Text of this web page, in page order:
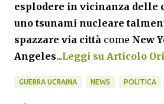
esplodere in vicinanza delle
uno tsunami nucleare
spazzare via città come New
Angeles...Leggi su Articolo
GUERRA UCRAINA NEWS POLITICA